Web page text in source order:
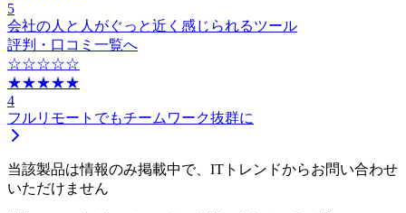
5
会社の人と人がぐっと近く感じられるツール
評判・口コミ一覧へ
☆☆☆☆☆
★★★★★
4
フルリモートでもチームワーク抜群に
当該製品は情報のみ掲載中で、ITトレンドからお問い合わせ
いただけません